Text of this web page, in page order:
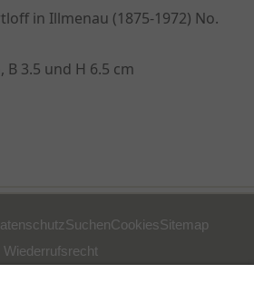
in Illmenau (1875-1972) No.
B 3.5 und H 6.5 cm
SuchenCookiesSitemap
Wiederrufsrecht